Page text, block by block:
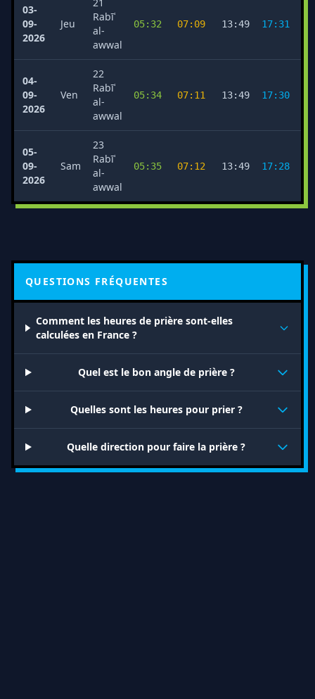
03-
09-
2026
Jeu
Rabīʿ
al-
awwal
05:32 07:09 13:49 17:31
04-
09-
2026
Ven
22
Rabīʿ
al-
awwal
05:34 07:11 13:49 17:30
05-
09-
2026
Sam
23
Rabīʿ
al-
awwal
05:35 07:12 13:49 17:28
QUESTIONS FRÉQUENTES
Comment les heures de prière sont-elles
calculées en France ?
Quel est le bon angle de prière ?
Quelles sont les heures pour prier ?
Quelle direction pour faire la prière ?